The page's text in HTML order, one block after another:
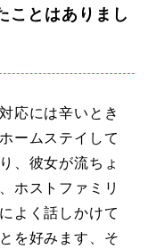
ことはありまし
応には辛いとき
ームステイして
、彼女が流ちょ
ホストファミリ
よく話しかけて
を好みます、そ